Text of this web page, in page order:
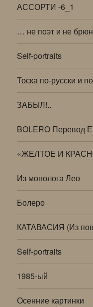
АССОРТИ -6_1
… не поэт и не
Self-portraits
Тоска по-русски и
ЗАБЫЛ!..
BOLERO Перевод
«ЖЕЛТОЕ И
Из монолога Лео
Болеро
КАТАВАСИЯ (Из
Self-portraits
1985-ый
Осенние картинки